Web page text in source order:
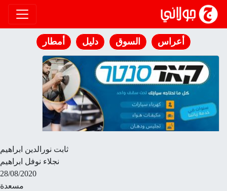
انتقل إلى المحتوى
أعراس السوق دليل أمطار
ثابت نورالدين ابراهيم
نجلاء نوفل ابراهيم
28/08/2020
مسعدة